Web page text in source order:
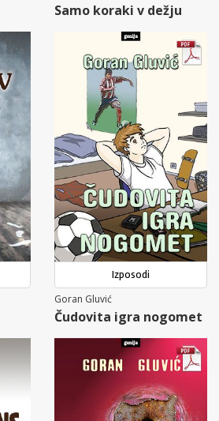
Samo koraki v dežju
Izposodi
Goran Gluvić
Čudovita igra nogomet